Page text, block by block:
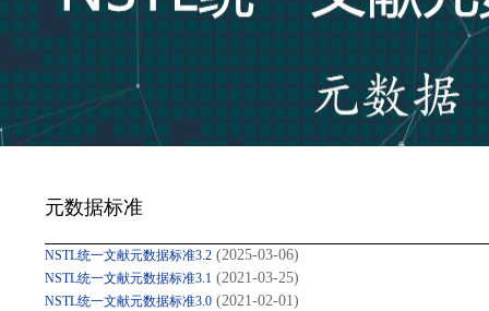
元数据标准
NSTL统一文献元数据标准3.2 (2025-03-06)
NSTL统一文献元数据标准3.1 (2021-03-25)
NSTL统一文献元数据标准3.0 (2021-02-01)